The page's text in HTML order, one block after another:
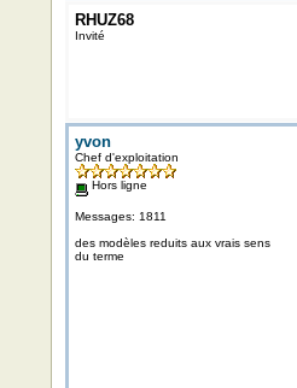
RHUZ68
Invité
yvon
Chef d'exploitation
Hors ligne
Messages: 1811
des modèles reduits aux vrais sens
du terme